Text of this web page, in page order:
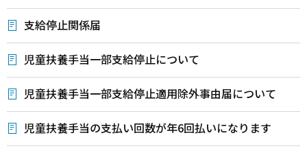
支給停止関係届
児童扶養手当一部支給停止について
児童扶養手当一部支給停止適用除外事由届について
児童扶養手当の支払い回数が年6回払いになります